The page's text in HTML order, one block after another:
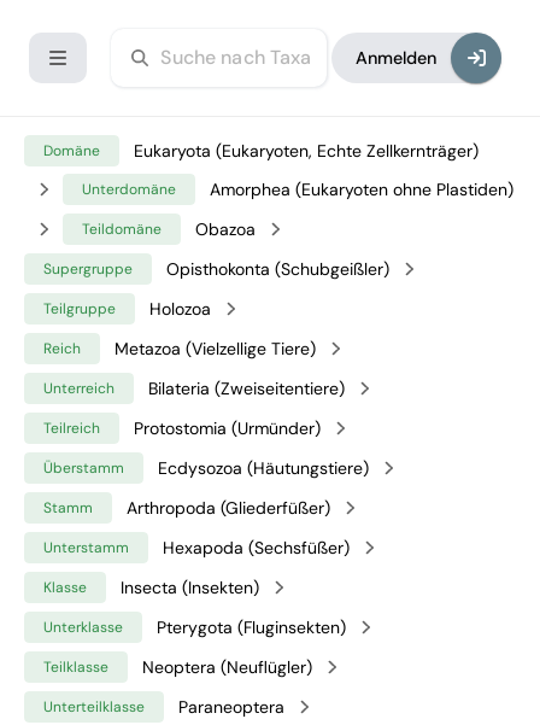
Anmelden
Domäne Eukaryota (Eukaryoten, Echte Zellkernträger)
Unterdomäne Amorphea (Eukaryoten ohne Plastiden)
Teildomäne Obazoa
Supergruppe Opisthokonta (Schubgeißler)
Teilgruppe Holozoa
Reich Metazoa (Vielzellige Tiere)
Unterreich Bilateria (Zweiseitentiere)
Teilreich Protostomia (Urmünder)
Überstamm Ecdysozoa (Häutungstiere)
Stamm Arthropoda (Gliederfüßer)
Unterstamm Hexapoda (Sechsfüßer)
Klasse Insecta (Insekten)
Unterklasse Pterygota (Fluginsekten)
Teilklasse Neoptera (Neuflügler)
Unterteilklasse Paraneoptera